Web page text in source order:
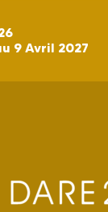
9 Avril 2027